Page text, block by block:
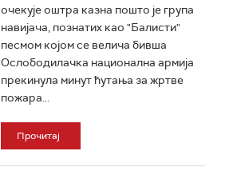
очекује оштра казна пошто је група
навијача, познатих као "Балисти"
песмом којом се велича бивша
Ослободилачка национална армија
прекинула минут ћутања за жртве
пожара...
Прочитај